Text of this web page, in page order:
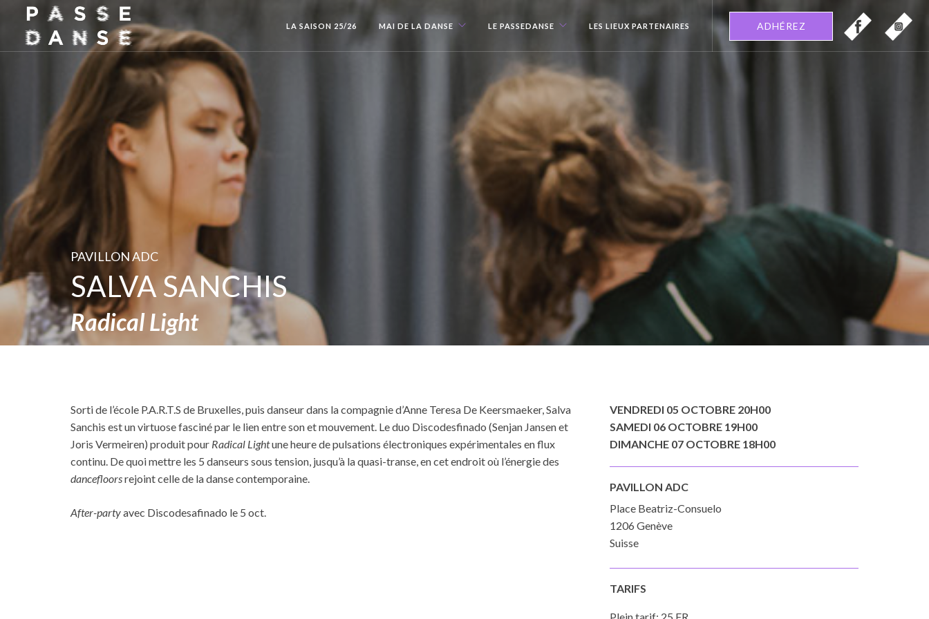
LA SAISON 25/26 MAI DE LA DANSE LE PASSEDANSE LES LIEUX PARTENAIRES ADHÉREZ
PAVILLON ADC
SALVA SANCHIS
Radical Light
Sorti de l’école P.A.R.T.S de Bruxelles, puis danseur dans la compagnie d’Anne Teresa De Keersmaeker, Salva
Sanchis est un virtuose fasciné par le lien entre son et mouvement. Le duo Discodesfinado (Senjan Jansen et
Joris Vermeiren) produit pour Radical Lightune heure de pulsations électroniques expérimentales en flux
continu. De quoi mettre les 5 danseurs sous tension, jusqu’à la quasi-transe, en cet endroit où l’énergie des
dancefloorsrejoint celle de la danse contemporaine.
After-partyavec Discodesafinado le 5 oct.
VENDREDI 05 OCTOBRE 20H00
SAMEDI 06 OCTOBRE 19H00
DIMANCHE 07 OCTOBRE 18H00
PAVILLON ADC
Place Beatriz-Consuelo
1206 Genève
Suisse
TARIFS